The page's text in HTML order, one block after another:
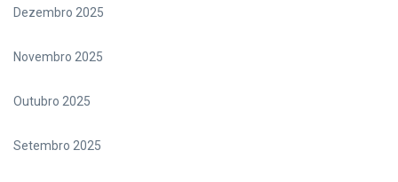
Dezembro 2025
Novembro 2025
Outubro 2025
Setembro 2025